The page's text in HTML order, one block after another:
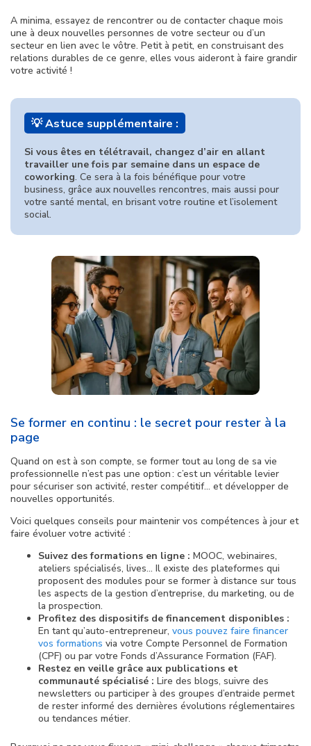
A minima, essayez de rencontrer ou de contacter chaque mois
une à deux nouvelles personnes de votre secteur ou d’un
secteur en lien avec le vôtre. Petit à petit, en construisant des
relations durables de ce genre, elles vous aideront à faire grandir
votre activité !
💡 Astuce supplémentaire :
Si vous êtes en télétravail, changez d’air en allant
travailler une fois par semaine dans un espace de
coworking. Ce sera à la fois bénéfique pour votre
business, grâce aux nouvelles rencontres, mais aussi pour
votre santé mental, en brisant votre routine et l’isolement
social.
Se former en continu : le secret pour rester à la
page
Quand on est à son compte, se former tout au long de sa vie
professionnelle n’est pas une option : c’est un véritable levier
pour sécuriser son activité, rester compétitif… et développer de
nouvelles opportunités.
Voici quelques conseils pour maintenir vos compétences à jour et
faire évoluer votre activité :
Suivez des formations en ligne : MOOC, webinaires,
ateliers spécialisés, lives… Il existe des plateformes qui
proposent des modules pour se former à distance sur tous
les aspects de la gestion d’entreprise, du marketing, ou de
la prospection.
Profitez des dispositifs de financement disponibles :
En tant qu’auto-entrepreneur, vous pouvez faire financer
vos formations via votre Compte Personnel de Formation
(CPF) ou par votre Fonds d’Assurance Formation (FAF).
Restez en veille grâce aux publications et
communauté spécialisé : Lire des blogs, suivre des
newsletters ou participer à des groupes d’entraide permet
de rester informé des dernières évolutions réglementaires
ou tendances métier.